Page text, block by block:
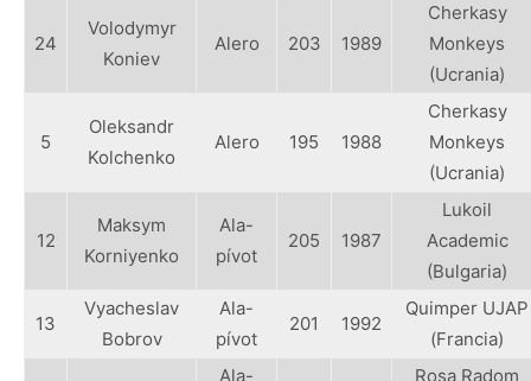
24
Volodymyr
Koniev
Alero 203 1989
Cherkasy
Monkeys
(Ucrania)
5
Oleksandr
Kolchenko
Alero 195 1988
Cherkasy
Monkeys
(Ucrania)
12
Maksym
Korniyenko
Ala-
pívot
205 1987
Lukoil
Academic
(Bulgaria)
13
Vyacheslav
Bobrov
Ala-
pívot
201 1992
Quimper UJAP
(Francia)
Ala- Rosa Radom